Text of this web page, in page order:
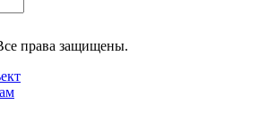
права защищены.